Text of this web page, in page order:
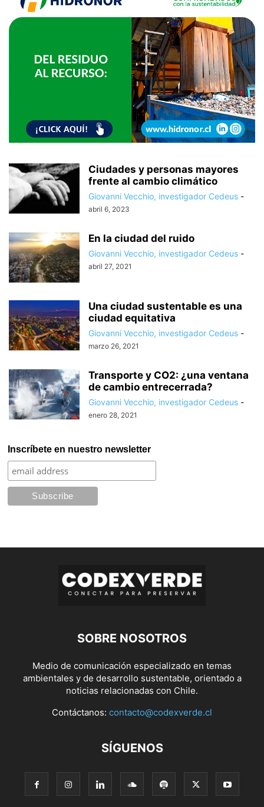
Ciudades y personas mayores
frente al cambio climático
Giovanni Vecchio, investigador Cedeus -
abril 6, 2023
En la ciudad del ruido
Giovanni Vecchio, investigador Cedeus -
abril 27, 2021
Una ciudad sustentable es una
ciudad equitativa
Giovanni Vecchio, investigador Cedeus -
marzo 26, 2021
Transporte y CO2: ¿una ventana
de cambio entrecerrada?
Giovanni Vecchio, investigador Cedeus -
enero 28, 2021
Inscríbete en nuestro newsletter
SOBRE NOSOTROS
Medio de comunicación especializado en temas
ambientales y de desarrollo sustentable, orientado a
noticias relacionadas con Chile.
Contáctanos: contacto@codexverde.cl
SÍGUENOS